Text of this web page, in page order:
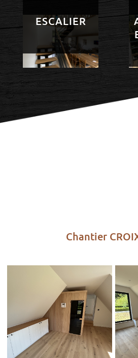
ESCALIER
Chantier